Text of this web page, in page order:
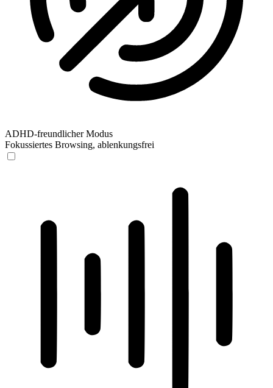
ADHD-freundlicher Modus
Fokussiertes Browsing, ablenkungsfrei